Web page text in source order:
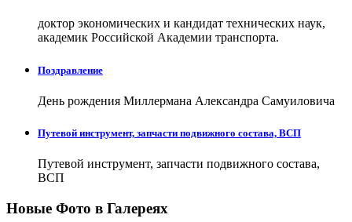
доктор экономических и кандидат технических наук,
академик Российской Академии транспорта.
Поздравление
День рождения Миллермана Александра Самуиловича
Путевой инструмент, запчасти подвижного состава, ВСП
Путевой инструмент, запчасти подвижного состава,
ВСП
Новые Фото в Галереях